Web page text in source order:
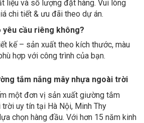
liệu và số lượng đặt hàng. Vui lòng
chi tiết & ưu đãi theo dự án.
cầu riêng không?
kế – sản xuất theo kích thước, màu
hợp với công trình của bạn.
tắm nắng mây nhựa ngoài trời
một đơn vị sản xuất giường tắm
uy tín tại Hà Nội, Minh Thy
chọn hàng đầu. Với hơn 15 năm kinh